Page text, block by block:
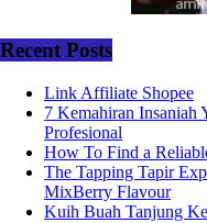
Recent Posts
Link Affiliate Shopee
7 Kemahiran Insaniah
Profesional
How To Find a
The Tapping Tapir
MixBerry Flavour
Kuih Buah Tanjung